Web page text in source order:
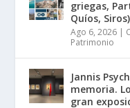
griegas,
Quíos, Siros)
Ago 6, 2026 |
Patrimonio
Jannis
memoria.
gran